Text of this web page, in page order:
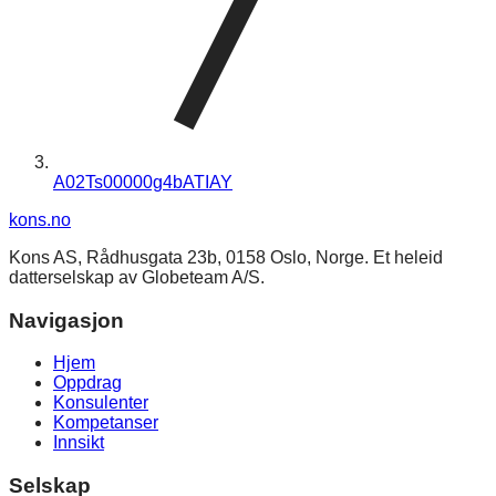
A02Ts00000g4bATIAY
kons.no
Kons AS, Rådhusgata 23b, 0158 Oslo, Norge. Et heleid
datterselskap av Globeteam A/S.
Navigasjon
Hjem
Oppdrag
Konsulenter
Kompetanser
Innsikt
Selskap